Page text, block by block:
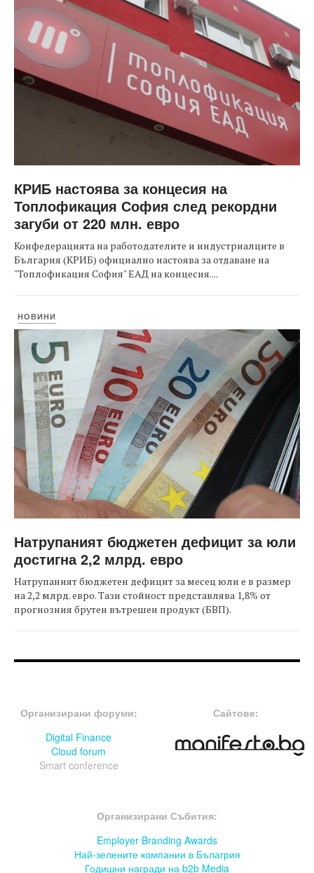
КРИБ настоява за концесия на
Топлофикация София след рекордни
загуби от 220 млн. евро
Конфедерацията на работодателите и индустриалците в
България (КРИБ) официално настоява за отдаване на
"Топлофикация София" ЕАД на концесия....
НОВИНИ
Натрупаният бюджетен дефицит за юли
достигна 2,2 млрд. евро
Натрупаният бюджетен дефицит за месец юли е в размер
на 2,2 млрд. евро. Тази стойност представлява 1,8% от
прогнозния брутен вътрешен продукт (БВП).
Организирани форуми:
Digital Finance
Cloud forum
Smart conference
Сайтове:
Организирани Събития:
Employer Branding Awards
Най-зелените компании в Бълагрия
Годишни награди на b2b Media